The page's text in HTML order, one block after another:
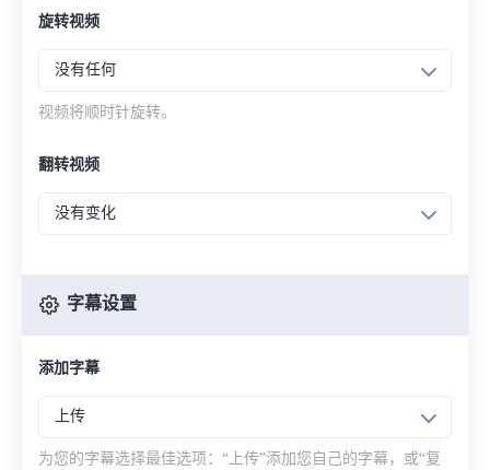
旋转视频
没有任何
视频将顺时针旋转。
翻转视频
没有变化
字幕设置
添加字幕
上传
为您的字幕选择最佳选项：“上传”添加您自己的字幕，或“复